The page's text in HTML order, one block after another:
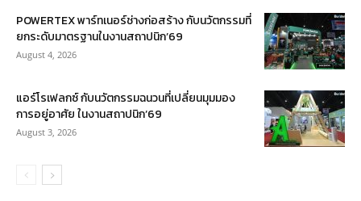
POWERTEX พาร์ทเนอร์ช่างก่อสร้าง กับนวัตกรรมที่
ยกระดับมาตรฐานในงานสถาปนิก’69
August 4, 2026
แอร์โรเฟลกซ์ กับนวัตกรรมฉนวนที่เปลี่ยนมุมมอง
การอยู่อาศัย ในงานสถาปนิก’69
August 3, 2026